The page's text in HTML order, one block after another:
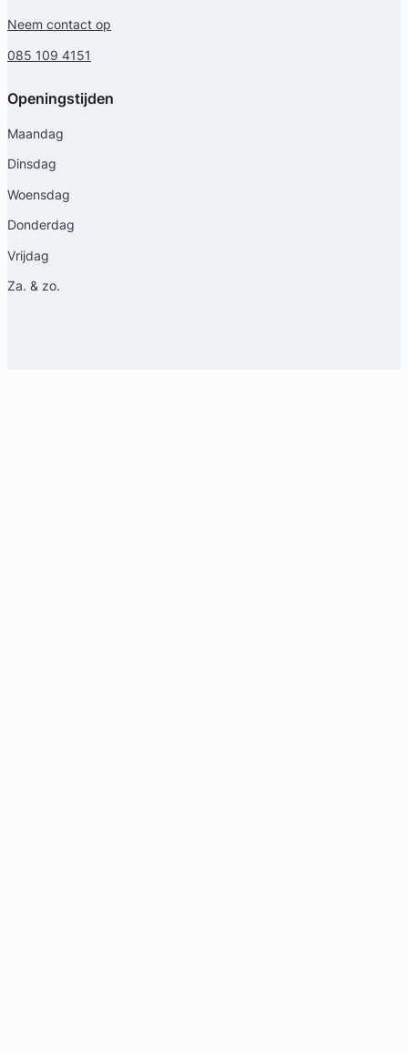
Neem contact op
085 109 4151
Openingstijden
Maandag
Dinsdag
Woensdag
Donderdag
Vrijdag
Za. & zo.